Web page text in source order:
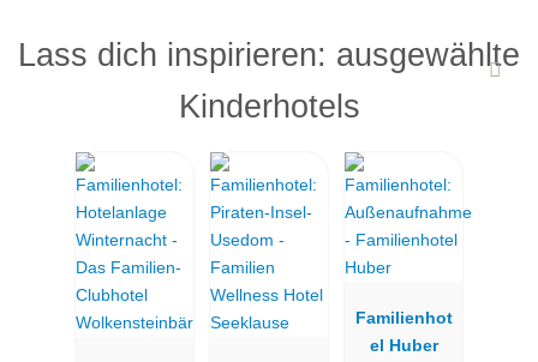
Lass dich inspirieren: ausgewählte
Kinderhotels
Familienhot
el Huber